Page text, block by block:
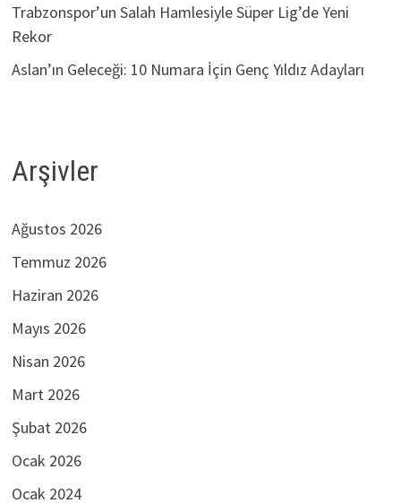
Trabzonspor’un Salah Hamlesiyle Süper Lig’de Yeni
Rekor
Aslan’ın Geleceği: 10 Numara İçin Genç Yıldız Adayları
Arşivler
Ağustos 2026
Temmuz 2026
Haziran 2026
Mayıs 2026
Nisan 2026
Mart 2026
Şubat 2026
Ocak 2026
Ocak 2024